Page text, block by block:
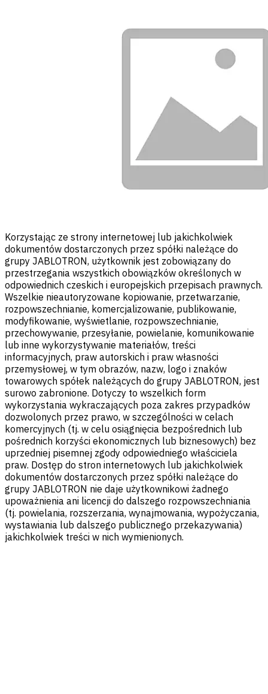
Korzystając ze strony internetowej lub jakichkolwiek
dokumentów dostarczonych przez spółki należące do
grupy JABLOTRON, użytkownik jest zobowiązany do
przestrzegania wszystkich obowiązków określonych w
odpowiednich czeskich i europejskich przepisach prawnych.
Wszelkie nieautoryzowane kopiowanie, przetwarzanie,
rozpowszechnianie, komercjalizowanie, publikowanie,
modyfikowanie, wyświetlanie, rozpowszechnianie,
przechowywanie, przesyłanie, powielanie, komunikowanie
lub inne wykorzystywanie materiałów, treści
informacyjnych, praw autorskich i praw własności
przemysłowej, w tym obrazów, nazw, logo i znaków
towarowych spółek należących do grupy JABLOTRON, jest
surowo zabronione. Dotyczy to wszelkich form
wykorzystania wykraczających poza zakres przypadków
dozwolonych przez prawo, w szczególności w celach
komercyjnych (tj. w celu osiągnięcia bezpośrednich lub
pośrednich korzyści ekonomicznych lub biznesowych) bez
uprzedniej pisemnej zgody odpowiedniego właściciela
praw. Dostęp do stron internetowych lub jakichkolwiek
dokumentów dostarczonych przez spółki należące do
grupy JABLOTRON nie daje użytkownikowi żadnego
upoważnienia ani licencji do dalszego rozpowszechniania
(tj. powielania, rozszerzania, wynajmowania, wypożyczania,
wystawiania lub dalszego publicznego przekazywania)
jakichkolwiek treści w nich wymienionych.